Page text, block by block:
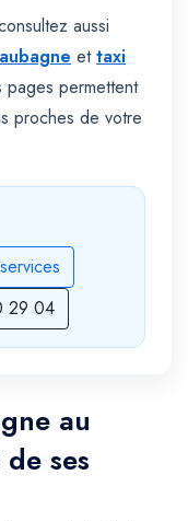
aussi
ettaxi
pages permettent
proches de votre
29 04
au
ses